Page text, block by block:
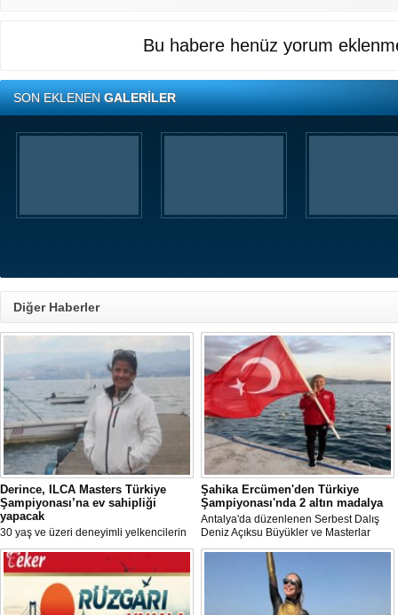
Bu habere henüz yorum
SON EKLENENGALERİLER
Diğer Haberler
Derince, ILCA Masters Türkiye
Şampiyonası’na ev sahipliği
yapacak
30 yaş ve üzeri deneyimli yelkencilerin
mücadele ettiği ILCA Masters 2026
Türkiye Şampiyonası, bu yıl Kocaeli’nin
Derince ilçesinde gerçekleştirilecek.
Şahika Ercümen'den Türkiye
Şampiyonası'nda 2 altın madalya
Antalya'da düzenlenen Serbest Dalış
Deniz Açıksu Büyükler ve Masterlar
Bireysel Türkiye Şampiyonası'nda milli
sporcu ve serbest dalış dünya
rekortmeni Şahika Ercümen, 2 altın
madalya kazandı.